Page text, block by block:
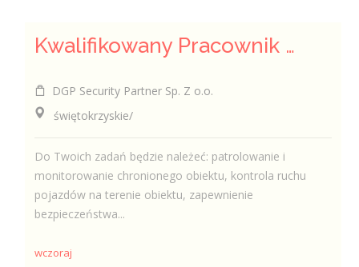
Kwalifikowany Pracownik / Kwalifikowana Pracowniczka Ochrony
DGP Security Partner Sp. Z o.o.
świętokrzyskie/
Do Twoich zadań będzie należeć: patrolowanie i
monitorowanie chronionego obiektu, kontrola ruchu
pojazdów na terenie obiektu, zapewnienie
bezpieczeństwa...
wczoraj